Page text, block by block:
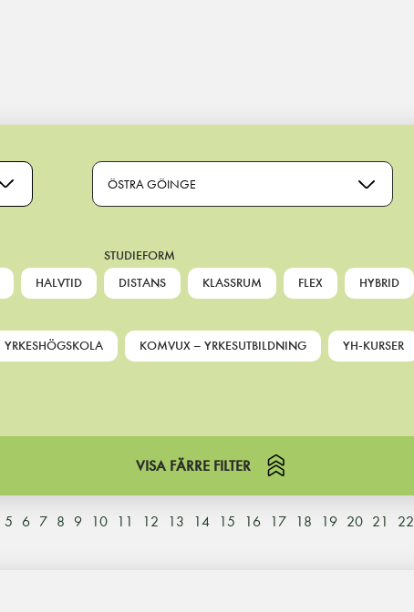
ÖSTRA GÖINGE
HALVTID
STUDIEFORM
DISTANS
KLASSRUM FLEX HYBRID
YRKESHÖGSKOLA KOMVUX – YRKESUTBILDNING YH-KURSER
VISA FÄRRE FILTER
5 6 7 8 9 10 11 12 13 14 15 16 17 18 19 20 21 22